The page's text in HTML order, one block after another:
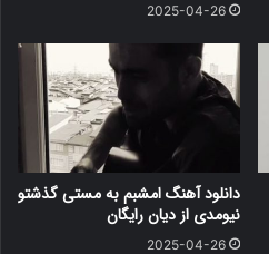
2025-04-26
دانلود آهنگ امشبم به مستی گذشتو
نیومدی از دیان رایگان
2025-04-26